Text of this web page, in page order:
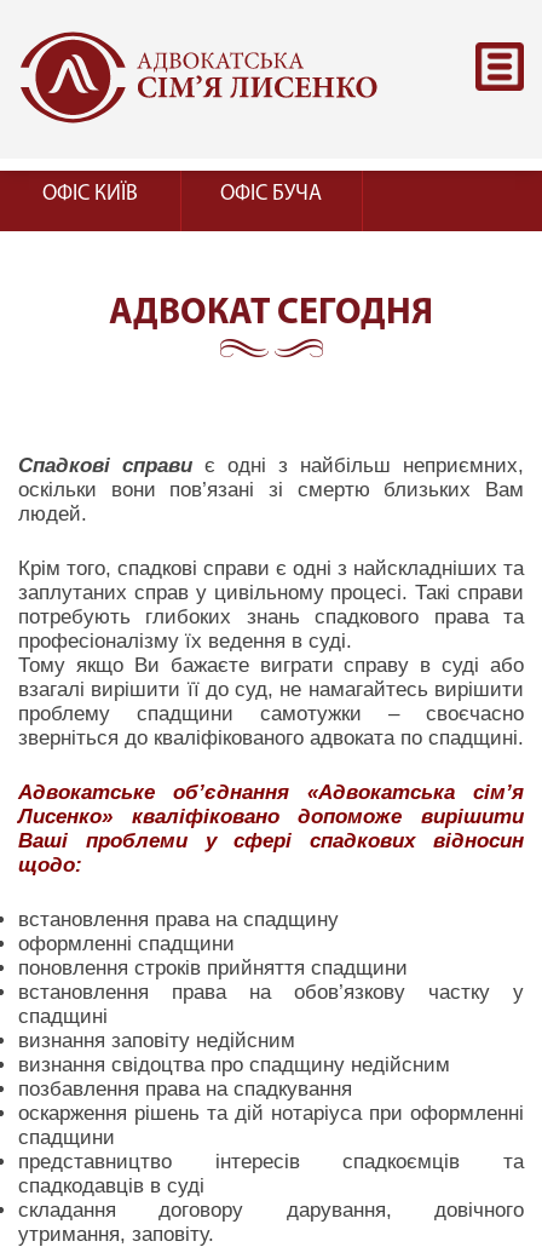
ОФІС КИЇВ ОФІС БУЧА
АДВОКАТ СЕГОДНЯ
Спадкові справи є одні з найбільш неприємних,
оскільки вони пов’язані зі смертю близьких Вам
людей.
Крім того, спадкові справи є одні з найскладніших та
заплутаних справ у цивільному процесі. Такі справи
потребують глибоких знань спадкового права та
професіоналізму їх ведення в суді.
Тому якщо Ви бажаєте виграти справу в суді або
взагалі вирішити її до суд, не намагайтесь вирішити
проблему спадщини самотужки – своєчасно
зверніться до кваліфікованого адвоката по спадщині.
Адвокатське об’єднання «Адвокатська сім’я
Лисенко» кваліфіковано допоможе вирішити
Ваші проблеми у сфері спадкових відносин
щодо:
встановлення права на спадщину
оформленні спадщини
поновлення строків прийняття спадщини
встановлення права на обов’язкову частку у
спадщині
визнання заповіту недійсним
визнання свідоцтва про спадщину недійсним
позбавлення права на спадкування
оскарження рішень та дій нотаріуса при оформленні
спадщини
представництво інтересів спадкоємців та
спадкодавців в суді
складання договору дарування, довічного
утримання, заповіту.